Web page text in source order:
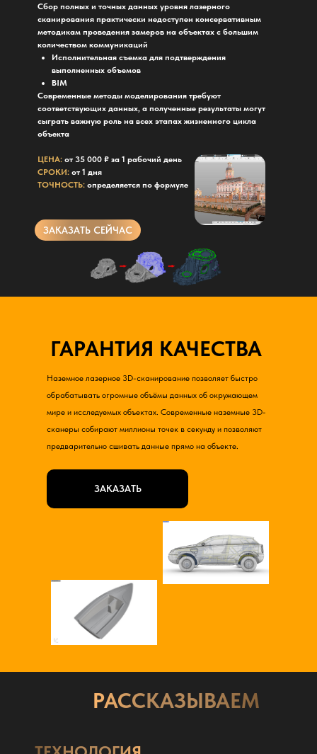
ЗАКАЗАТЬ СЕЙЧАС
Сбор полных и точных данных уровня лазерного
сканирования практически недоступен консервативным
методикам проведения замеров на объектах с большим
количеством коммуникаций
Исполнительная съемка для подтверждения
выполненных объемов
BIM
Современные методы моделирования требуют
соответствующих данных, а полученные результаты могут
сыграть важную роль на всех этапах жизненного цикла
объекта
ЦЕНА: от 35 000 ₽ за 1 рабочий день
СРОКИ: от 1 дня
ТОЧНОСТЬ: определяется по формуле
ГАРАНТИЯ КАЧЕСТВА
Наземное лазерное 3D-сканирование позволяет быстро
обрабатывать огромные объёмы данных об окружающем
мире и исследуемых объектах. Современные наземные 3D-
сканеры собирают миллионы точек в секунду и позволяют
предварительно сшивать данные прямо на объекте.
ЗАКАЗАТЬ
РАССКАЗЫВАЕМ